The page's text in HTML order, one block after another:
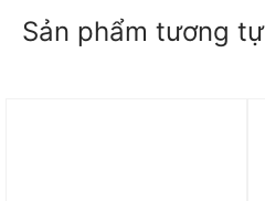
Sản phẩm tương tự